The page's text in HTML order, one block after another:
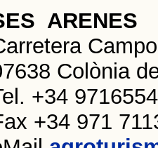
ARENES
Colònia
+34
+34 971